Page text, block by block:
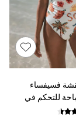
فسيفساء
للتحكم في